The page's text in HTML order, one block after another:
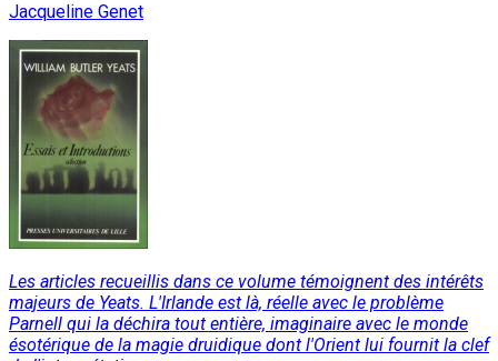
Jacqueline Genet
Les articles recueillis dans ce volume témoignent des intérêts
majeurs de Yeats. L'Irlande est là, réelle avec le problème
Parnell qui la déchira tout entière, imaginaire avec le monde
ésotérique de la magie druidique dont l'Orient lui fournit la clef